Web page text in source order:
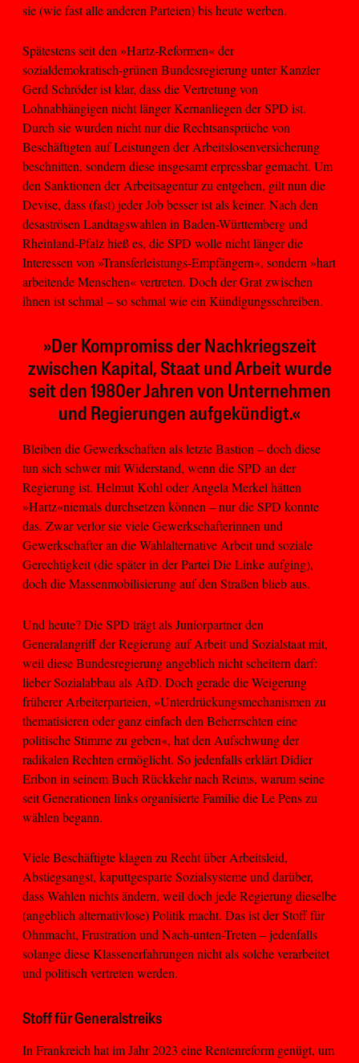
sie (wie fast alle anderen Parteien) bis heute werben.
Spätestens seit den »Hartz-Reformen« der
sozialdemokratisch-grünen Bundesregierung unter Kanzler
Gerd Schröder ist klar, dass die Vertretung von
Lohnabhängigen nicht länger Kernanliegen der SPD ist.
Durch sie wurden nicht nur die Rechtsansprüche von
Beschäftigten auf Leistungen der Arbeitslosenversicherung
beschnitten, sondern diese insgesamt erpressbar gemacht. Um
den Sanktionen der Arbeitsagentur zu entgehen, gilt nun die
Devise, dass (fast) jeder Job besser ist als keiner. Nach den
desaströsen Landtagswahlen in Baden-Württemberg und
Rheinland-Pfalz hieß es, die SPD wolle nicht länger die
Interessen von »Transferleistungs-Empfängern«, sondern »hart
arbeitende Menschen« vertreten. Doch der Grat zwischen
ihnen ist schmal – so schmal wie ein Kündigungsschreiben.
»Der Kompromiss der Nachkriegszeit
zwischen Kapital, Staat und Arbeit wurde
seit den 1980er Jahren von Unternehmen
und Regierungen aufgekündigt.«
Bleiben die Gewerkschaften als letzte Bastion – doch diese
tun sich schwer mit Widerstand, wenn die SPD an der
Regierung ist. Helmut Kohl oder Angela Merkel hätten
»Hartz«niemals durchsetzen können – nur die SPD konnte
das. Zwar verlor sie viele Gewerkschafterinnen und
Gewerkschafter an die Wahlalternative Arbeit und soziale
Gerechtigkeit (die später in der Partei Die Linke aufging),
doch die Massenmobilisierung auf den Straßen blieb aus.
Und heute? Die SPD trägt als Juniorpartner den
Generalangriff der Regierung auf Arbeit und Sozialstaat mit,
weil diese Bundesregierung angeblich nicht scheitern darf:
lieber Sozialabbau als AfD. Doch gerade die Weigerung
früherer Arbeiterparteien, »Unterdrückungsmechanismen zu
thematisieren oder ganz einfach den Beherrschten eine
politische Stimme zu geben«, hat den Aufschwung der
radikalen Rechten ermöglicht. So jedenfalls erklärt Didier
Eribon in seinem Buch Rückkehr nach Reims, warum seine
seit Generationen links organisierte Familie die Le Pens zu
wählen begann.
Viele Beschäftigte klagen zu Recht über Arbeitsleid,
Abstiegsangst, kaputtgesparte Sozialsysteme und darüber,
dass Wahlen nichts ändern, weil doch jede Regierung dieselbe
(angeblich alternativlose) Politik macht. Das ist der Stoff für
Ohnmacht, Frustration und Nach-unten-Treten – jedenfalls
solange diese Klassenerfahrungen nicht als solche verarbeitet
und politisch vertreten werden.
Stoff für Generalstreiks
In Frankreich hat im Jahr 2023 eine Rentenreform genügt, um